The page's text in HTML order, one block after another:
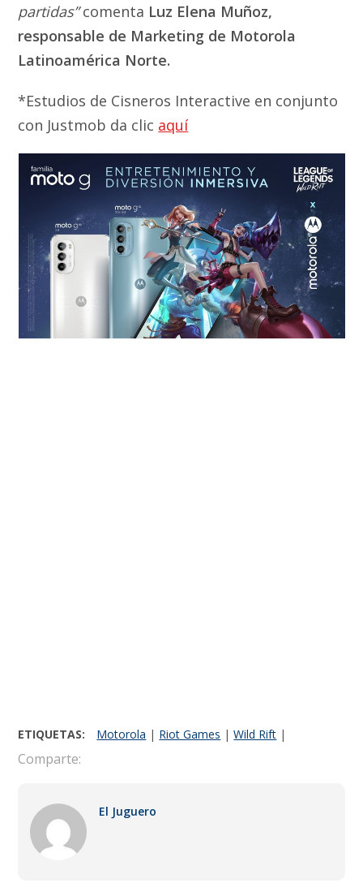
partidas”comenta Luz Elena Muñoz,
responsable de Marketing de Motorola
Latinoamérica Norte.
*Estudios de Cisneros Interactive en conjunto
con Justmob da clic aquí
ETIQUETAS: Motorola | Riot Games |Wild Rift |
Comparte:
El Juguero